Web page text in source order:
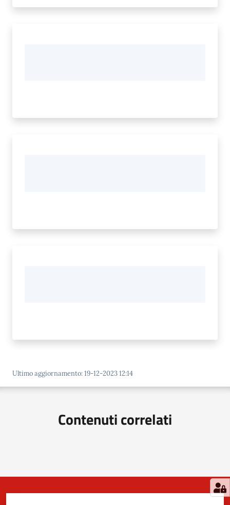
Ultimo aggiornamento:19-12-2023 12:14
Contenuti correlati